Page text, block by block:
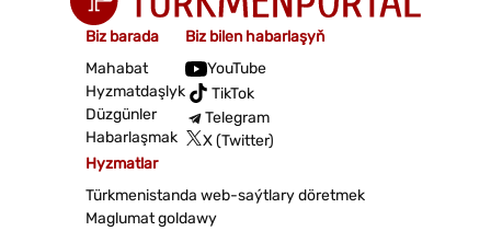
Biz barada
Mahabat
Hyzmatdaşlyk
Düzgünler
Habarlaşmak
Biz bilen habarlaşyň
YouTube
TikTok
Telegram
X (Twitter)
Hyzmatlar
Türkmenistanda web-saýtlary döretmek
Maglumat goldawy